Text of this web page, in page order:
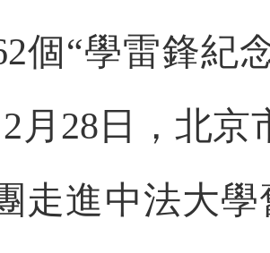
個“學雷鋒紀
月28日，北
走進中法大